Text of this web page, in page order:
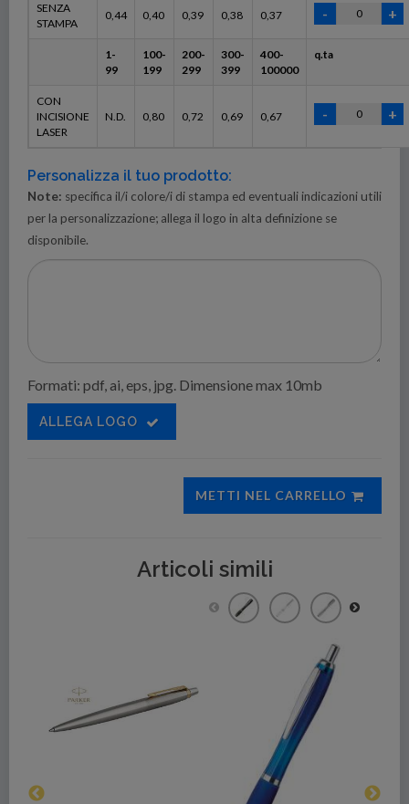
SENZA
STAMPA
0,44 0,40 0,39 0,38 0,37
1-
99
100-
199
200-
299
300-
399
400-
100000
q.ta
CON
INCISIONE
LASER
N.D. 0,80 0,72 0,69 0,67
Personalizza il tuo prodotto:
Note: specifica il/i colore/i di stampa ed eventuali indicazioni utili
per la personalizzazione; allega il logo in alta definizione se
disponibile.
Formati: pdf, ai, eps, jpg. Dimensione max 10mb
ALLEGA LOGO
METTI NEL CARRELLO
Articoli simili